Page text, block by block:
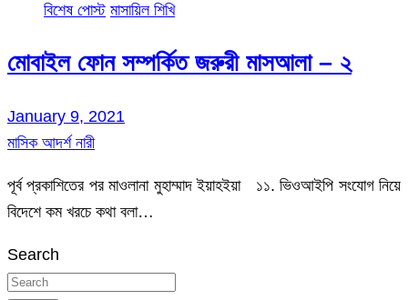
বিশেষ পোস্ট মাসায়িল শিখি
মোবাইল ফোন সম্পর্কিত জরুরী মাসআলা – ২
January 9, 2021
মাসিক আদর্শ নারী
পূর্ব প্রকাশিতের পর মাওলানা মুহাম্মাদ ইয়াহইয়া ১১. ভিওআইপি সংযোগ নিয়ে
বিদেশে কম খরচে কথা বলা…
Search